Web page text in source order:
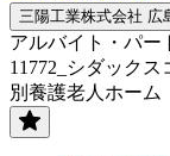
三陽工業株式会社
アルバイト・パー
11772_シダック
別養護老人ホー